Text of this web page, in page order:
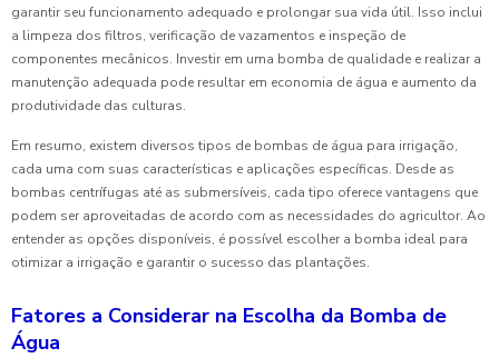
garantir seu funcionamento adequado e prolongar sua vida útil. Isso inclui
a limpeza dos filtros, verificação de vazamentos e inspeção de
componentes mecânicos. Investir em uma bomba de qualidade e realizar a
manutenção adequada pode resultar em economia de água e aumento da
produtividade das culturas.
Em resumo, existem diversos tipos de bombas de água para irrigação,
cada uma com suas características e aplicações específicas. Desde as
bombas centrífugas até as submersíveis, cada tipo oferece vantagens que
podem ser aproveitadas de acordo com as necessidades do agricultor. Ao
entender as opções disponíveis, é possível escolher a bomba ideal para
otimizar a irrigação e garantir o sucesso das plantações.
Fatores a Considerar na Escolha da Bomba de
Água